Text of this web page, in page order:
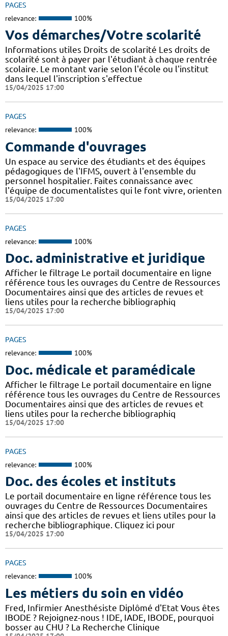
PAGES
relevance: 100%
Vos démarches/Votre scolarité
Informations utiles Droits de scolarité Les droits de
scolarité sont à payer par l'étudiant à chaque rentrée
scolaire. Le montant varie selon l'école ou l'institut
dans lequel l'inscription s'effectue
15/04/2025 17:00
PAGES
relevance: 100%
Commande d'ouvrages
Un espace au service des étudiants et des équipes
pédagogiques de l'IFMS, ouvert à l'ensemble du
personnel hospitalier. Faites connaissance avec
l'équipe de documentalistes qui le font vivre, orienten
15/04/2025 17:00
PAGES
relevance: 100%
Doc. administrative et juridique
Afficher le filtrage Le portail documentaire en ligne
référence tous les ouvrages du Centre de Ressources
Documentaires ainsi que des articles de revues et
liens utiles pour la recherche bibliographiq
15/04/2025 17:00
PAGES
relevance: 100%
Doc. médicale et paramédicale
Afficher le filtrage Le portail documentaire en ligne
référence tous les ouvrages du Centre de Ressources
Documentaires ainsi que des articles de revues et
liens utiles pour la recherche bibliographiq
15/04/2025 17:00
PAGES
relevance: 100%
Doc. des écoles et instituts
Le portail documentaire en ligne référence tous les
ouvrages du Centre de Ressources Documentaires
ainsi que des articles de revues et liens utiles pour la
recherche bibliographique. Cliquez ici pour
15/04/2025 17:00
PAGES
relevance: 100%
Les métiers du soin en vidéo
Fred, Infirmier Anesthésiste Diplômé d'Etat Vous êtes
IBODE ? Rejoignez-nous ! IDE, IADE, IBODE, pourquoi
bosser au CHU ? La Recherche Clinique